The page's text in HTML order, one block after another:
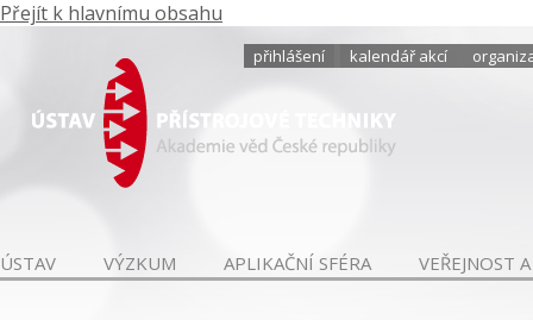
Přejít k hlavnímu obsahu
přihlášení kalendář akcí
ÚSTAV VÝZKUM APLIKAČNÍ SFÉRA VEŘEJNOST